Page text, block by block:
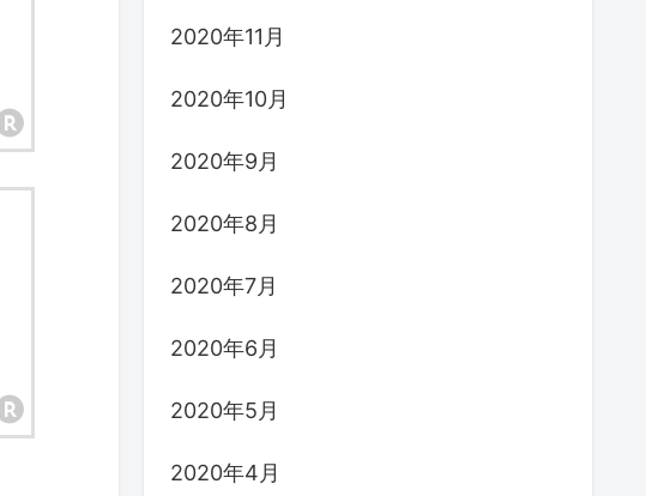
2020年11月
2020年10月
2020年9月
2020年8月
2020年7月
2020年6月
2020年5月
2020年4月